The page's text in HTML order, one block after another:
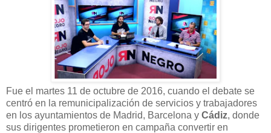
Fue el martes 11 de octubre de 2016, cuando el debate se
centró en la remunicipalización de servicios y trabajadores
en los ayuntamientos de Madrid, Barcelona y Cádiz, donde
sus dirigentes prometieron en campaña convertir en